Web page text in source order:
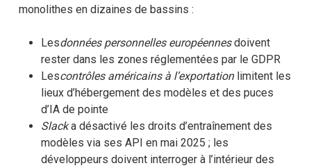
monolithes en dizaines de bassins :
Lesdonnées personnelles européennesdoivent
rester dans les zones réglementées par le GDPR
Lescontrôles américains à l’exportationlimitent les
lieux d’hébergement des modèles et des puces
d’IA de pointe
Slacka désactivé les droits d’entraînement des
modèles via ses API en mai 2025 ; les
développeurs doivent interroger à l’intérieur des